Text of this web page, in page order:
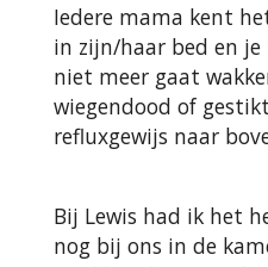
Iedere mama kent
in zijn/haar bed en
niet meer gaat
wiegendood of
refluxgewijs naar
Bij Lewis had ik het
nog bij ons in de